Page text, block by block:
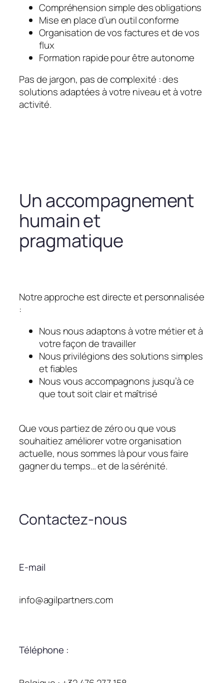
Compréhension simple des obligations
Mise en place d’un outil conforme
Organisation de vos factures et de vos
flux
Formation rapide pour être autonome
Pas de jargon, pas de complexité : des
solutions adaptées à votre niveau et à votre
activité.
Un accompagnement
humain et
pragmatique
Notre approche est directe et personnalisée
:
Nous nous adaptons à votre métier et à
votre façon de travailler
Nous privilégions des solutions simples
et fiables
Nous vous accompagnons jusqu’à ce
que tout soit clair et maîtrisé
Que vous partiez de zéro ou que vous
souhaitiez améliorer votre organisation
actuelle, nous sommes là pour vous faire
gagner du temps… et de la sérénité.
Contactez-nous
E-mail
info@agilpartners.com
Téléphone :